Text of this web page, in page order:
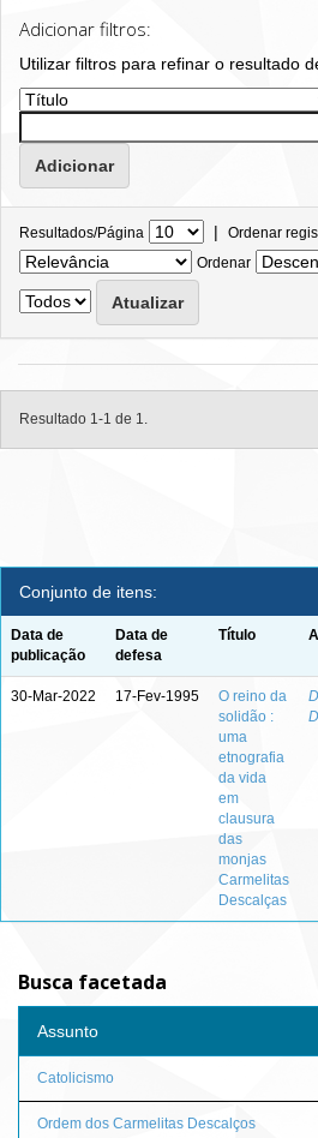
Adicionar filtros:
Utilizar filtros para refinar o resultado
Resultados/Página | Ordenar
Ordenar
Resultado 1-1 de 1.
Conjunto de itens:
Data de
publicação
Data de
defesa
Título
30-Mar-2022 17-Fev-1995
O reino da
solidão :
uma
etnografia
da vida
em
clausura
das
monjas
Carmelitas
Descalças
Busca facetada
Assunto
Catolicismo
Ordem dos Carmelitas Descalços